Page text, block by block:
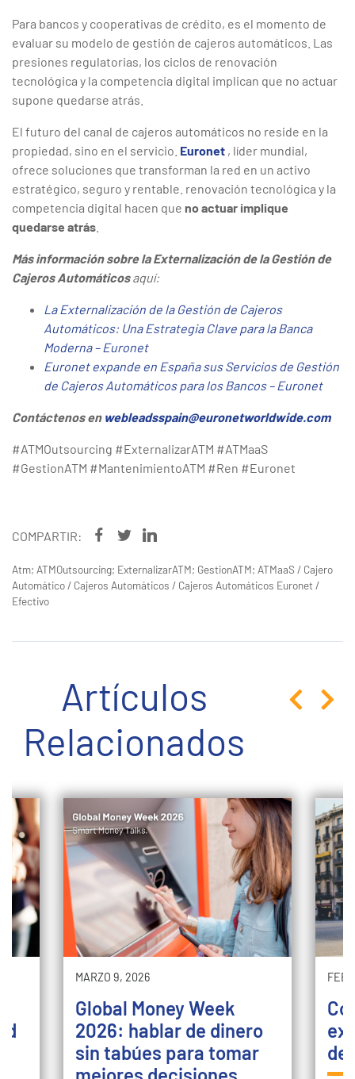
Para bancos y cooperativas de crédito, es el momento de
evaluar su modelo de gestión de cajeros automáticos. Las
presiones regulatorias, los ciclos de renovación
tecnológica y la competencia digital implican que no actuar
supone quedarse atrás.
El futuro del canal de cajeros automáticos no reside en la
propiedad, sino en el servicio. Euronet , líder mundial,
ofrece soluciones que transforman la red en un activo
estratégico, seguro y rentable. renovación tecnológica y la
competencia digital hacen que no actuar implique
quedarse atrás
Más información sobre la Externalización de la Gestión de
Cajeros Automáticosaquí:
La Externalización de la Gestión de Cajeros
Automáticos: Una Estrategia Clave para la Banca
Moderna – Euronet
Euronet expande en España sus Servicios de Gestión
de Cajeros Automáticos para los Bancos – Euronet
Contáctenos en webleadsspain@euronetworldwide.com
#ATMOutsourcing #ExternalizarATM #ATMaaS
#GestionATM #MantenimientoATM #Ren #Euronet
COMPARTIR:
Atm; ATMOutsourcing; ExternalizarATM; GestionATM; ATMaaS / Cajero
Automático / Cajeros Automáticos / Cajeros Automáticos Euronet /
Efectivo
Artículos
Relacionados
MARZO 9, 2026
Global Money Week
2026: hablar de dinero
sin tabúes para tomar
mejores decisiones
de